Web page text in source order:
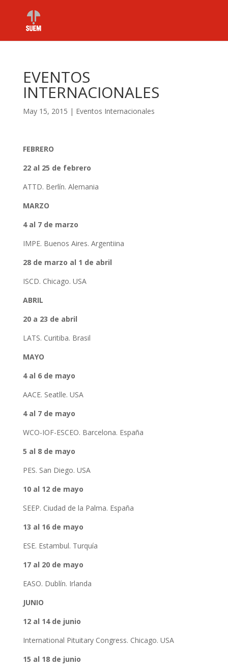
EVENTOS
INTERNACIONALES
May 15, 2015 | Eventos Internacionales
FEBRERO
22 al 25 de febrero
ATTD. Berlín. Alemania
MARZO
4 al 7 de marzo
IMPE. Buenos Aires. Argentiina
28 de marzo al 1 de abril
ISCD. Chicago. USA
ABRIL
20 a 23 de abril
LATS. Curitiba. Brasil
MAYO
4 al 6 de mayo
AACE. Seatlle. USA
4 al 7 de mayo
WCO-IOF-ESCEO. Barcelona. España
5 al 8 de mayo
PES. San Diego. USA
10 al 12 de mayo
SEEP. Ciudad de la Palma. España
13 al 16 de mayo
ESE. Estambul. Turquía
17 al 20 de mayo
EASO. Dublín. Irlanda
JUNIO
12 al 14 de junio
International Pituitary Congress. Chicago. USA
15 al 18 de junio